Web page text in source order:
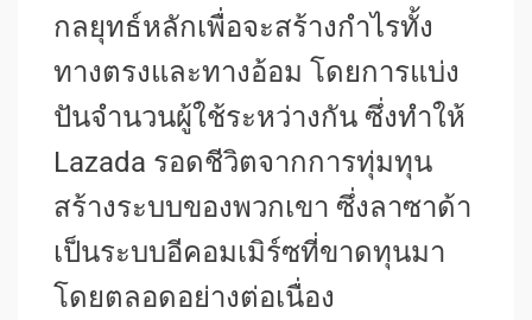
กลยุทธ์หลักเพื่อจะสร้างกำไรทั้ง
ทางตรงและทางอ้อม โดยการแบ่ง
ปันจำนวนผู้ใช้ระหว่างกัน ซึ่งทำให้
Lazada รอดชีวิตจากการทุ่มทุน
สร้างระบบของพวกเขา ซึ่งลาซาด้า
เป็นระบบอีคอมเมิร์ซที่ขาดทุนมา
โดยตลอดอย่างต่อเนื่อง